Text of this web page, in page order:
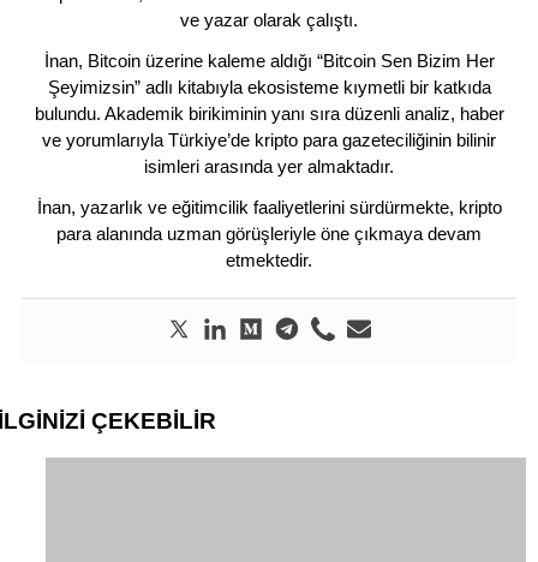
ve yazar olarak çalıştı.
İnan, Bitcoin üzerine kaleme aldığı “Bitcoin Sen Bizim Her
Şeyimizsin” adlı kitabıyla ekosisteme kıymetli bir katkıda
bulundu. Akademik birikiminin yanı sıra düzenli analiz, haber
ve yorumlarıyla Türkiye’de kripto para gazeteciliğinin bilinir
isimleri arasında yer almaktadır.
İnan, yazarlık ve eğitimcilik faaliyetlerini sürdürmekte, kripto
para alanında uzman görüşleriyle öne çıkmaya devam
etmektedir.
ÇEKEBİLİR